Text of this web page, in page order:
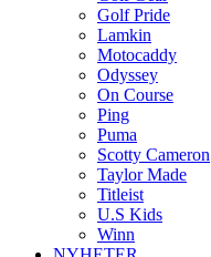
Golf Pride
Lamkin
Motocaddy
Odyssey
On Course
Ping
Puma
Scotty Cameron
Taylor Made
Titleist
U.S Kids
Winn